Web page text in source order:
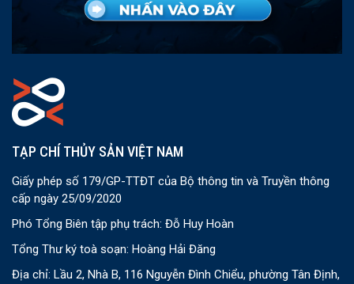
TẠP CHÍ THỦY SẢN VIỆT NAM
Giấy phép số 179/GP-TTĐT của Bộ thông tin và Truyền thông
cấp ngày 25/09/2020
Phó Tổng Biên tập phụ trách: Đỗ Huy Hoàn
Tổng Thư ký toà soạn: Hoàng Hải Đăng
Địa chỉ: Lầu 2, Nhà B, 116 Nguyễn Đình Chiểu, phường Tân Định,